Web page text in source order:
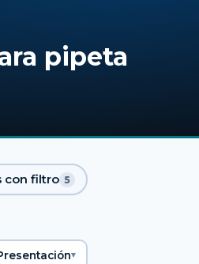
pipeta
con filtro 5